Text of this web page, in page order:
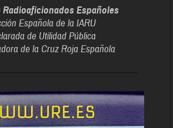
Radioaficionados Españoles
Española de la IARU
de Utilidad Pública
de la Cruz Roja Española